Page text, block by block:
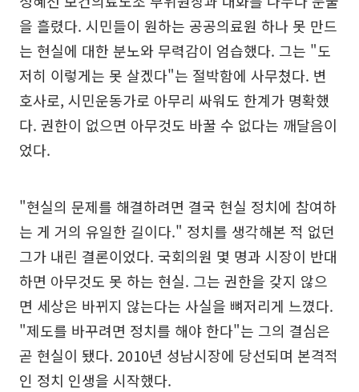
을 흘렸다. 시민들이 원하는 공공의료원 하나 못 만드
는 현실에 대한 분노와 무력감이 엄습했다. 그는 "도
저히 이렇게는 못 살겠다"는 절박함에 사무쳤다. 변
호사로, 시민운동가로 아무리 싸워도 한계가 명확했
다. 권한이 없으면 아무것도 바꿀 수 없다는 깨달음이
었다.
"현실의 문제를 해결하려면 결국 현실 정치에 참여하
는 게 거의 유일한 길이다." 정치를 생각해본 적 없던
그가 내린 결론이었다. 국회의원 몇 명과 시장이 반대
하면 아무것도 못 하는 현실. 그는 권한을 갖지 않으
면 세상은 바뀌지 않는다는 사실을 뼈저리게 느꼈다.
"제도를 바꾸려면 정치를 해야 한다"는 그의 결심은
곧 현실이 됐다. 2010년 성남시장에 당선되며 본격적
인 정치 인생을 시작했다.